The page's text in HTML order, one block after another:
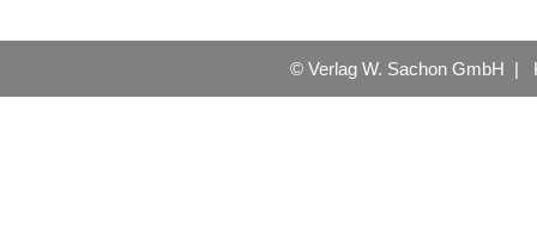
© Verlag W. Sachon GmbH |